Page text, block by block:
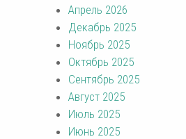
Апрель 2026
Декабрь 2025
Ноябрь 2025
Октябрь 2025
Сентябрь 2025
Август 2025
Июль 2025
Июнь 2025